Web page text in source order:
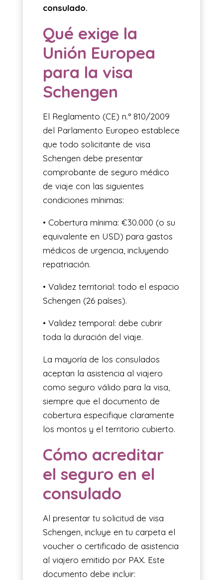
consulado.
Qué exige la
Unión Europea
para la visa
Schengen
El Reglamento (CE) n.° 810/2009
del Parlamento Europeo establece
que todo solicitante de visa
Schengen debe presentar
comprobante de seguro médico
de viaje con las siguientes
condiciones mínimas:
• Cobertura mínima: €30.000 (o su
equivalente en USD) para gastos
médicos de urgencia, incluyendo
repatriación.
• Validez territorial: todo el espacio
Schengen (26 países).
• Validez temporal: debe cubrir
toda la duración del viaje.
La mayoría de los consulados
aceptan la asistencia al viajero
como seguro válido para la visa,
siempre que el documento de
cobertura especifique claramente
los montos y el territorio cubierto.
Cómo acreditar
el seguro en el
consulado
Al presentar tu solicitud de visa
Schengen, incluye en tu carpeta el
voucher o certificado de asistencia
al viajero emitido por PAX. Este
documento debe incluir: